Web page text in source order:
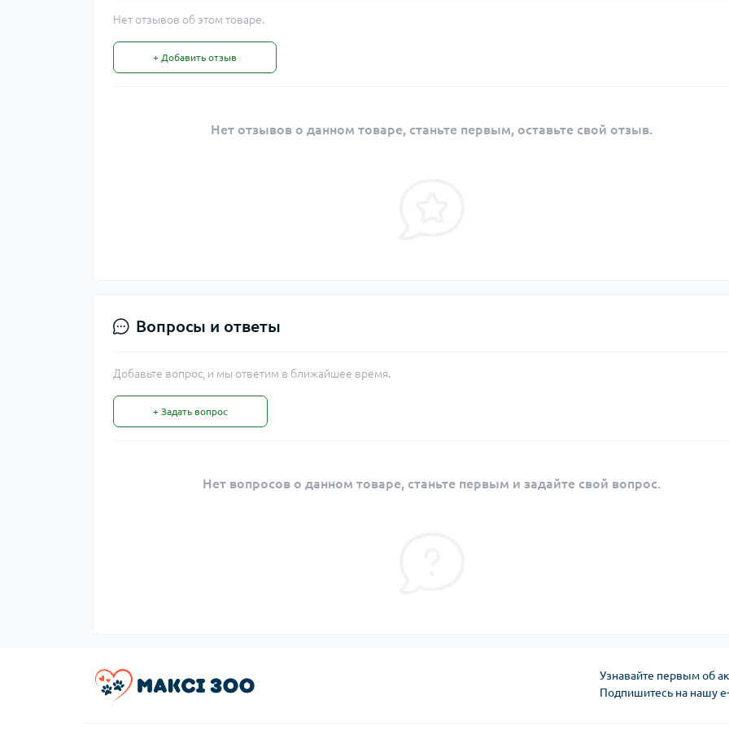
Нет отзывов об этом товаре.
+ Добавить отзыв
Нет отзывов о данном товаре, станьте первым, оставьте свой отзыв.
Вопросы и ответы
Добавьте вопрос, и мы ответим в ближайшее время.
+ Задать вопрос
Нет вопросов о данном товаре, станьте первым и задайте свой вопрос.
Узнавайте первым об
Подпишитесь на нашу